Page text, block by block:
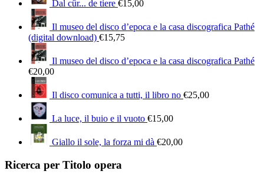
Dal cûr... de tiere €15,00
Il museo del disco d’epoca e la casa discografica Pathé
(digital download) €15,75
Il museo del disco d’epoca e la casa discografica Pathé
€20,00
Il disco comunica a tutti, il libro no €25,00
La luce, il buio e il vuoto €15,00
Giallo il sole, la forza mi dà €20,00
Ricerca per Titolo opera